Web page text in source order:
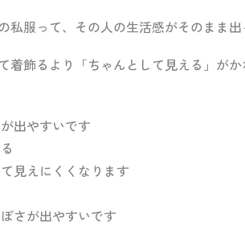
私服って、その人の生活感がそのまま出
着飾るより「ちゃんとして見える」がか
出やすいです
見えにくくなります
さが出やすいです